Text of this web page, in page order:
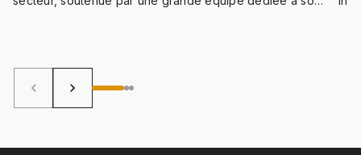
keyboard_arrow_left keyboard_arrow_right